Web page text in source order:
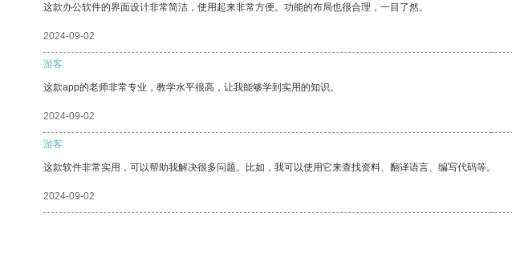
这款办公软件的界面设计非常简洁，使用起来非常方便。功能的布局也很合理，一目了然。
2024-09-02
游客
这款app的老师非常专业，教学水平很高，让我能够学到实用的知识。
2024-09-02
游客
这款软件非常实用，可以帮助我解决很多问题。比如，我可以使用它来查找资料、翻译语言、编写代码等。
2024-09-02